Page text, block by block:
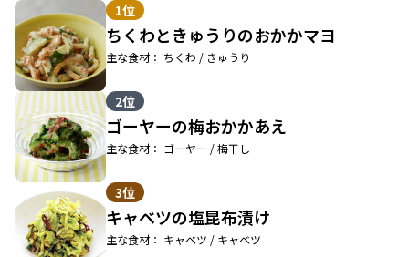
1位
ちくわときゅうりのおかかマヨ
主な食材： ちくわ / きゅうり
2位
ゴーヤーの梅おかかあえ
主な食材： ゴーヤー / 梅干し
3位
キャベツの塩昆布漬け
主な食材： キャベツ / キャベツ